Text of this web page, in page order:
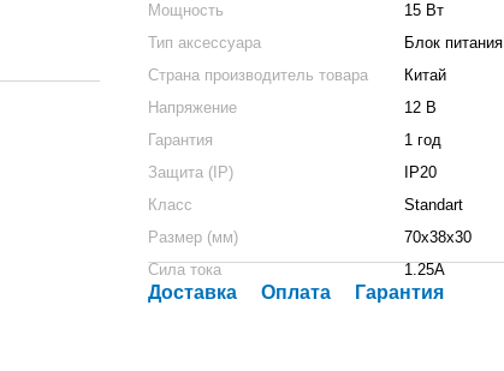
Мощность
15 Вт
Тип аксессуара
Блок питания
Страна производитель товара
Китай
Напряжение
12 В
Гарантия
1 год
Защита (IP)
IP20
Класс
Standart
Размер (мм)
70х38х30
Сила тока
1.25A
Доставка Оплата Гарантия